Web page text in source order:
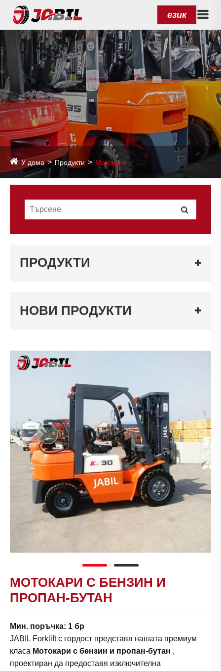
език
У дома Продукти Мотокари
ПРОДУКТИ
НОВИ ПРОДУКТИ
МОТОКАРИ С БЕНЗИН И
ПРОПАН-БУТАН
Мин. поръчка: 1 бр
JABIL Forklift с гордост представя нашата премиум
класа Мотокари с бензин и пропан-бутан ,
проектиран да предоставя изключителна